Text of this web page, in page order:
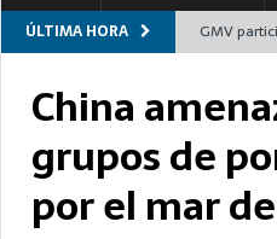
ÚLTIMA HORA
GMV
Indra
Airbus
España
China
grupos de
por el mar